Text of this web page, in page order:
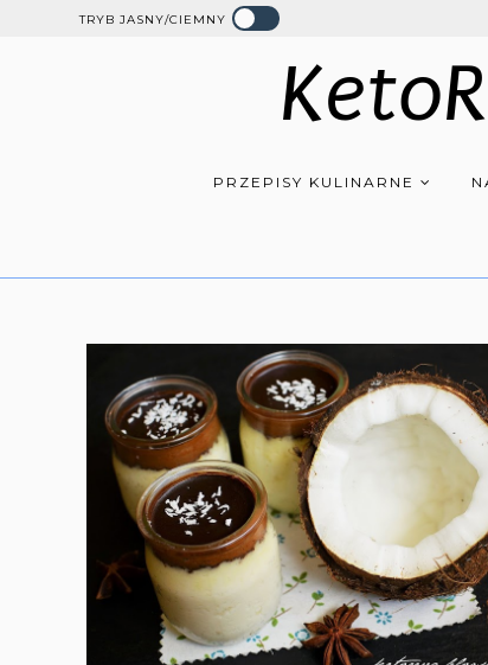
TRYB JASNY/CIEMNY
PRZEPISY KULINARNE